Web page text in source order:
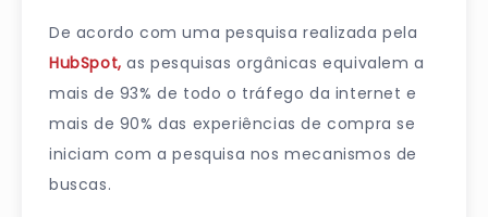
De acordo com uma pesquisa realizada pela
HubSpot, as pesquisas orgânicas equivalem a
mais de 93% de todo o tráfego da internet e
mais de 90% das experiências de compra se
iniciam com a pesquisa nos mecanismos de
buscas.